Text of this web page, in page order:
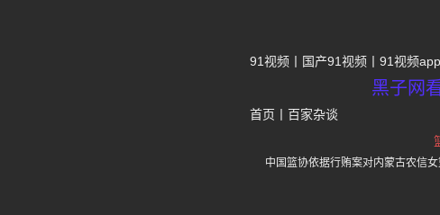
91视频 国产91视频 91视频app
黑子网
首页 百家杂谈
中国篮协依据行贿案对内蒙古农信